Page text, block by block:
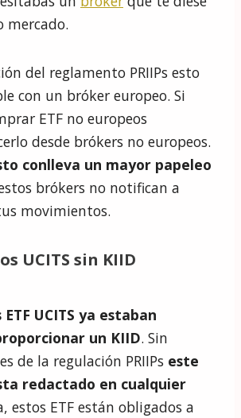
mercado.
del reglamento PRIIPs esto
con un bróker europeo. Si
ETF no europeos
desde brókers no europeos.
conlleva un mayor papeleo
brókers no notifican a
movimientos.
UCITS sin KIID
ETF UCITS ya estaban
un KIID. Sin
de la regulación PRIIPs este
redactado en cualquier
estos ETF están obligados a